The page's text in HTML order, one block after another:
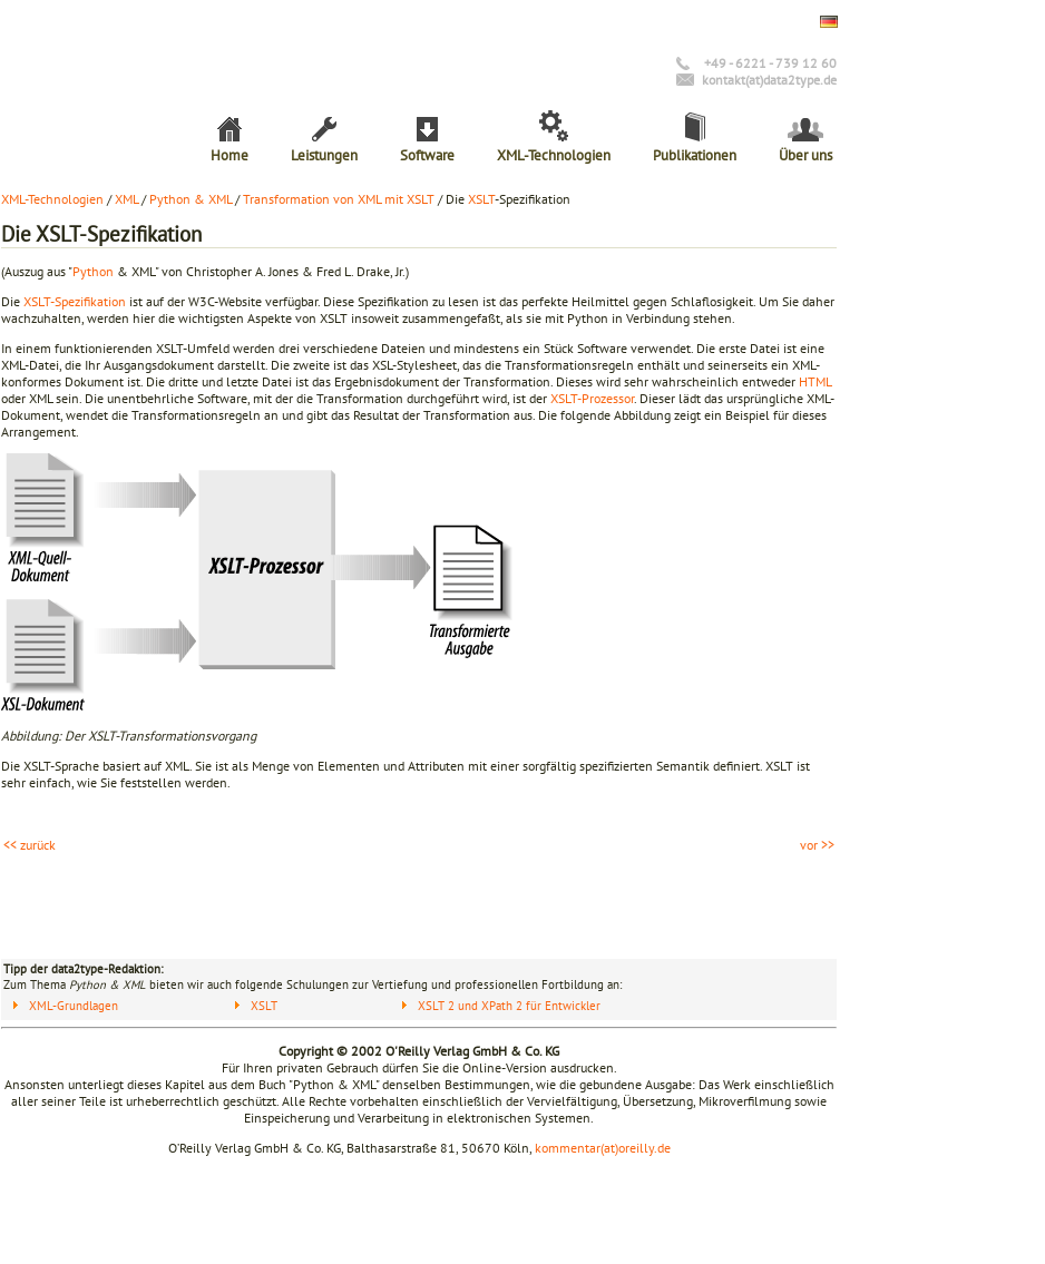
+49 - 6221 - 739 12 60
kontakt(at)data2type.de
Home Leistungen Software XML-Technologien Publikationen Über uns
XML-Technologien /XML/ Python & XML/Transformation von XML mit XSLT / Die XSLT-Spezifikation
Die XSLT-Spezifikation
(Auszug aus "Python & XML" von Christopher A. Jones & Fred L. Drake, Jr.)
Die XSLT-Spezifikation ist auf der W3C-Website verfügbar. Diese Spezifikation zu lesen ist das perfekte Heilmittel gegen Schlaflosigkeit. Um Sie daher
wachzuhalten, werden hier die wichtigsten Aspekte von XSLT insoweit zusammengefaßt, als sie mit Python in Verbindung stehen.
In einem funktionierenden XSLT-Umfeld werden drei verschiedene Dateien und mindestens ein Stück Software verwendet. Die erste Datei ist eine
XML-Datei, die Ihr Ausgangsdokument darstellt. Die zweite ist das XSL-Stylesheet, das die Transformationsregeln enthält und seinerseits ein XML-
konformes Dokument ist. Die dritte und letzte Datei ist das Ergebnisdokument der Transformation. Dieses wird sehr wahrscheinlich entweder HTML
oder XML sein. Die unentbehrliche Software, mit der die Transformation durchgeführt wird, ist der XSLT-Prozessor. Dieser lädt das ursprüngliche XML-
Dokument, wendet die Transformationsregeln an und gibt das Resultat der Transformation aus. Die folgende Abbildung zeigt ein Beispiel für dieses
Arrangement.
Abbildung: Der XSLT-Transformationsvorgang
Die XSLT-Sprache basiert auf XML. Sie ist als Menge von Elementen und Attributen mit einer sorgfältig spezifizierten Semantik definiert. XSLT ist
sehr einfach, wie Sie feststellen werden.
<< zurück vor >>
Tipp der data2type-Redaktion:
Zum Thema Python & XML bieten wir auch folgende Schulungen zur Vertiefung und professionellen Fortbildung an:
XML-Grundlagen
XSLT XSLT 2 und XPath 2 für Entwickler
Copyright © 2002 O'Reilly Verlag GmbH & Co. KG
Für Ihren privaten Gebrauch dürfen Sie die Online-Version ausdrucken.
Ansonsten unterliegt dieses Kapitel aus dem Buch "Python & XML" denselben Bestimmungen, wie die gebundene Ausgabe: Das Werk einschließlich
aller seiner Teile ist urheberrechtlich geschützt. Alle Rechte vorbehalten einschließlich der Vervielfältigung, Übersetzung, Mikroverfilmung sowie
Einspeicherung und Verarbeitung in elektronischen Systemen.
O’Reilly Verlag GmbH & Co. KG, Balthasarstraße 81, 50670 Köln, kommentar(at)oreilly.de